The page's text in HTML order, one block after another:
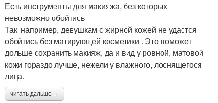
Есть инструменты для макияжа, без которых
невозможно обойтись
Так, например, девушкам с жирной кожей не удастся
обойтись без матирующей косметики . Это поможет
дольше сохранить макияж, да и вид у ровной, матовой
кожи гораздо лучше, нежели у влажного, лоснящегося
лица.
читать дальше →